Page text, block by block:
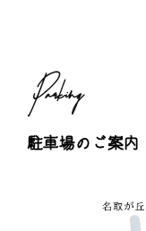
Parking
駐車場のご案内